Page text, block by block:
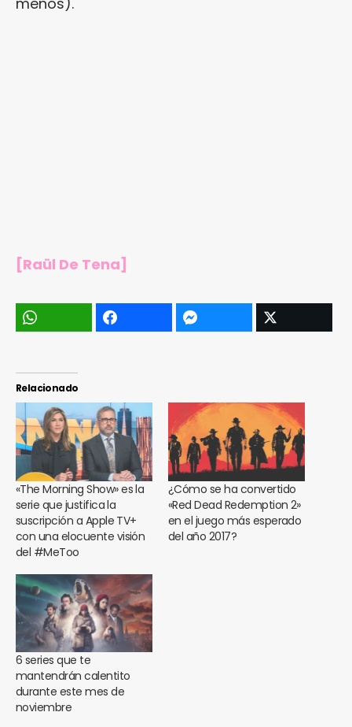
[Raül De Tena]
Relacionado
«The Morning Show» es la
serie que justifica la
suscripción a Apple TV+
con una elocuente visión
del #MeToo
¿Cómo se ha convertido
«Red Dead Redemption 2»
en el juego más esperado
del año 2017?
6 series que te
mantendrán calentito
durante este mes de
noviembre